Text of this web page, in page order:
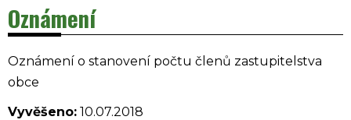
Oznámení
Oznámení o stanovení počtu členů zastupitelstva
obce
Vyvěšeno: 10.07.2018